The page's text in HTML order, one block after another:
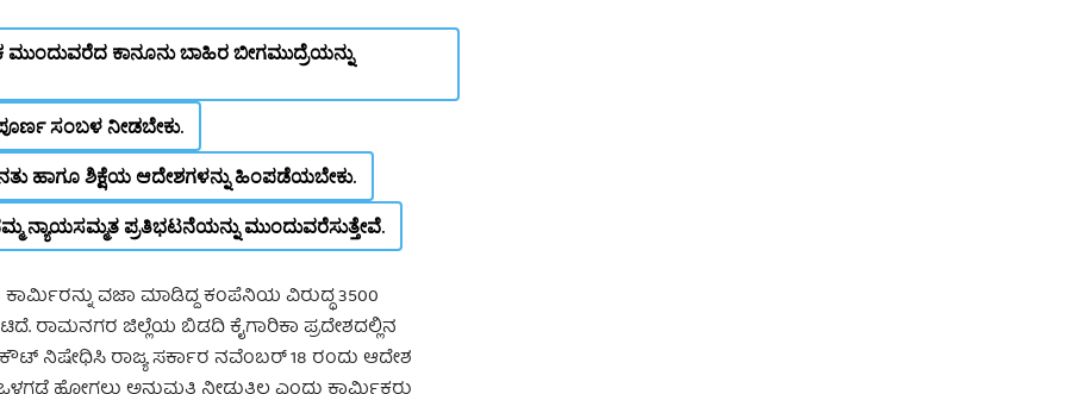
ಕಾನೂನು ಬಾಹಿರ ಬೀಗಮುದ್ರೆಯನ್ನು
ಸಂಬಳ ನೀಡಬೇಕು.
ಶಿಕ್ಷೆಯ ಆದೇಶಗಳನ್ನು ಹಿಂಪಡೆಯಬೇಕು.
ನ್ಯಾಯಸಮ್ಮತ ಪ್ರತಿಭಟನೆಯನ್ನು ಮುಂದುವರೆಸುತ್ತೇವೆ.
ವಜಾ ಮಾಡಿದ್ದ ಕಂಪೆನಿಯ ವಿರುದ್ಧ 3500
ರಾಮನಗರ ಜಿಲ್ಲೆಯ ಬಿಡದಿ ಕೈಗಾರಿಕಾ ಪ್ರದೇಶದಲ್ಲಿನ
ರಾಜ್ಯ ಸರ್ಕಾರ ನವೆಂಬರ್‌ 18 ರಂದು ಆದೇಶ